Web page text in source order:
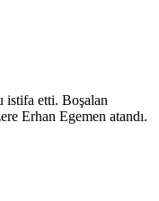
etti. Boşalan
Erhan Egemen atandı.